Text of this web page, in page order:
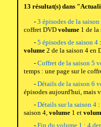
13 résultat(s) dans
- 3 épisodes de la
coffret DVD volume1 de la
- 5 épisodes de saison 4:
volume2 de la saison 4 en
- Coffret de la saison 5
temps : une page sur le
- Détails de la saison 6
épisodes aujourd'hui, mais
- Détails sur la saison 4:
saison 4, volume1 et
- Fin du volume 1 : 4